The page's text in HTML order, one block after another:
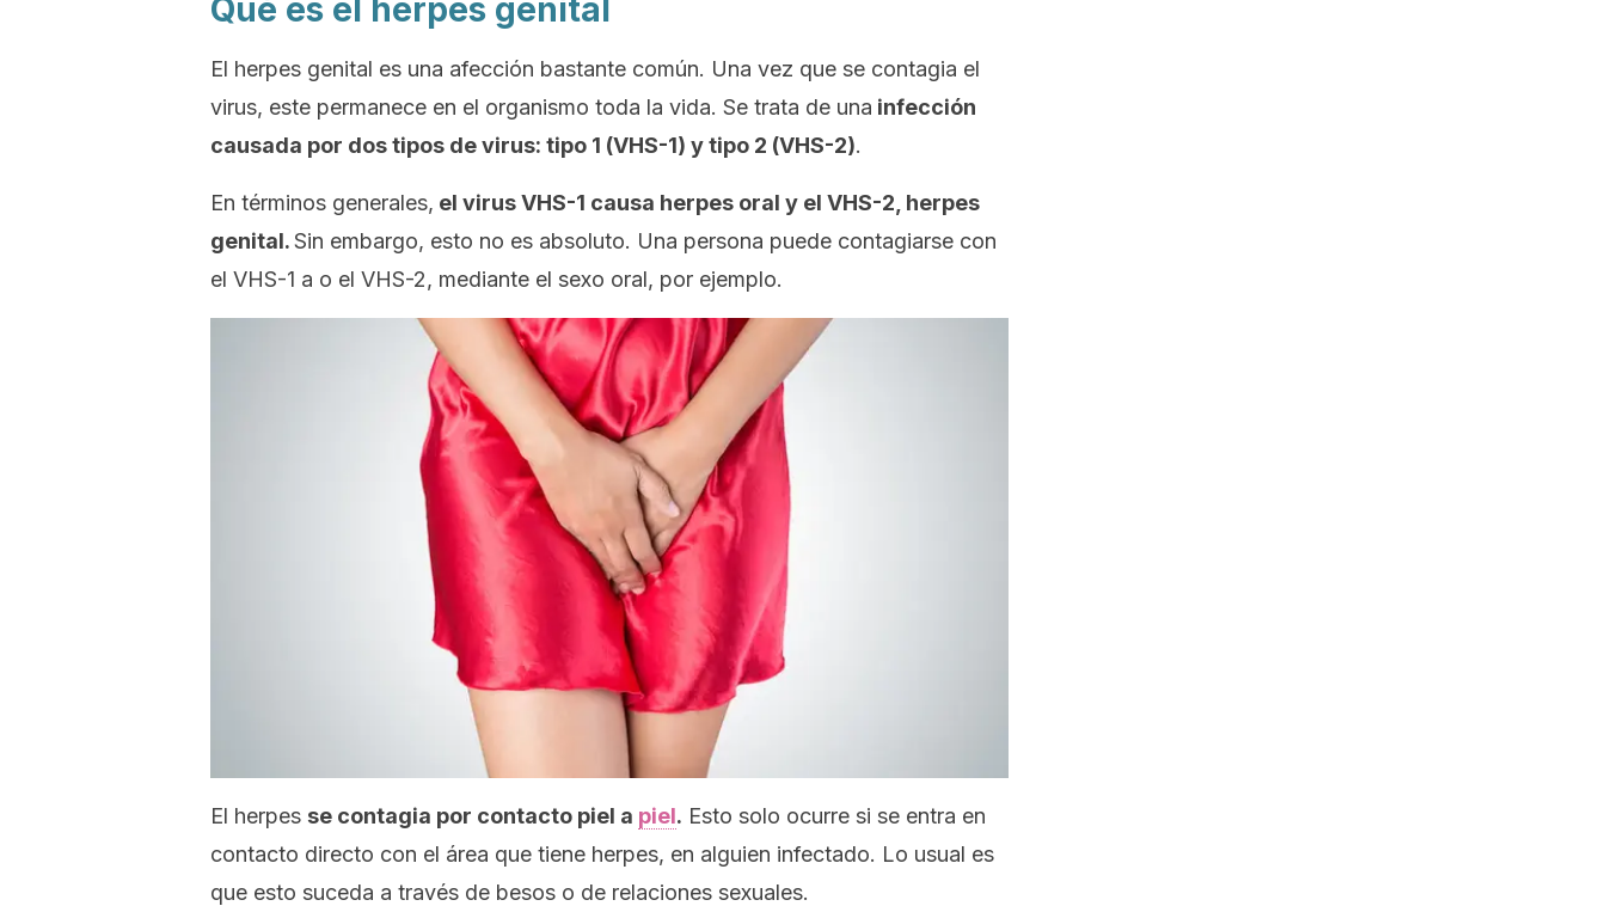
Qué es el herpes genital
El herpes genital es una afección bastante común. Una vez que se contagia el
virus, este permanece en el organismo toda la vida. Se trata de una infección
causada por dos tipos de virus: tipo 1 (VHS-1) y tipo 2 (VHS-2).
En términos generales, el virusVHS-1 causa herpes oral y el VHS-2, herpes
genital.Sin embargo, esto no es absoluto. Una persona puede contagiarse con
el VHS-1 a o el VHS-2, mediante el sexo oral, por ejemplo.
El herpes se contagia por contacto piel a piel. Esto solo ocurre si se entra en
contacto directo con el área que tiene herpes, en alguien infectado. Lo usual es
que esto suceda a través de besos o de relaciones sexuales.